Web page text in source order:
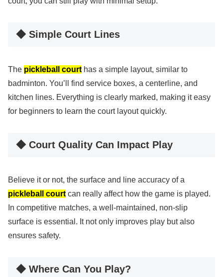
◆ Simple Court Lines
The pickleball court has a simple layout, similar to
badminton. You’ll find service boxes, a centerline, and
kitchen lines. Everything is clearly marked, making it easy
for beginners to learn the court layout quickly.
◆ Court Quality Can Impact Play
Believe it or not, the surface and line accuracy of a
pickleball court can really affect how the game is played.
In competitive matches, a well-maintained, non-slip
surface is essential. It not only improves play but also
ensures safety.
◆ Where Can You Play?